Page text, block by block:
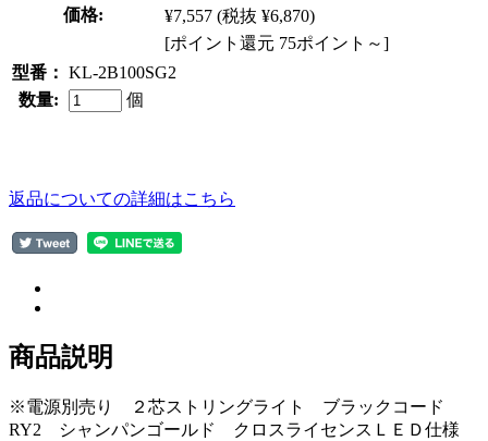
価格:
¥7,557 (税抜 ¥6,870)
[ポイント還元 75ポイント～]
型番： KL-2B100SG2
数量:
個
返品についての詳細はこちら
商品説明
※電源別売り ２芯ストリングライト ブラックコード
RY2 シャンパンゴールド クロスライセンスＬＥＤ仕様